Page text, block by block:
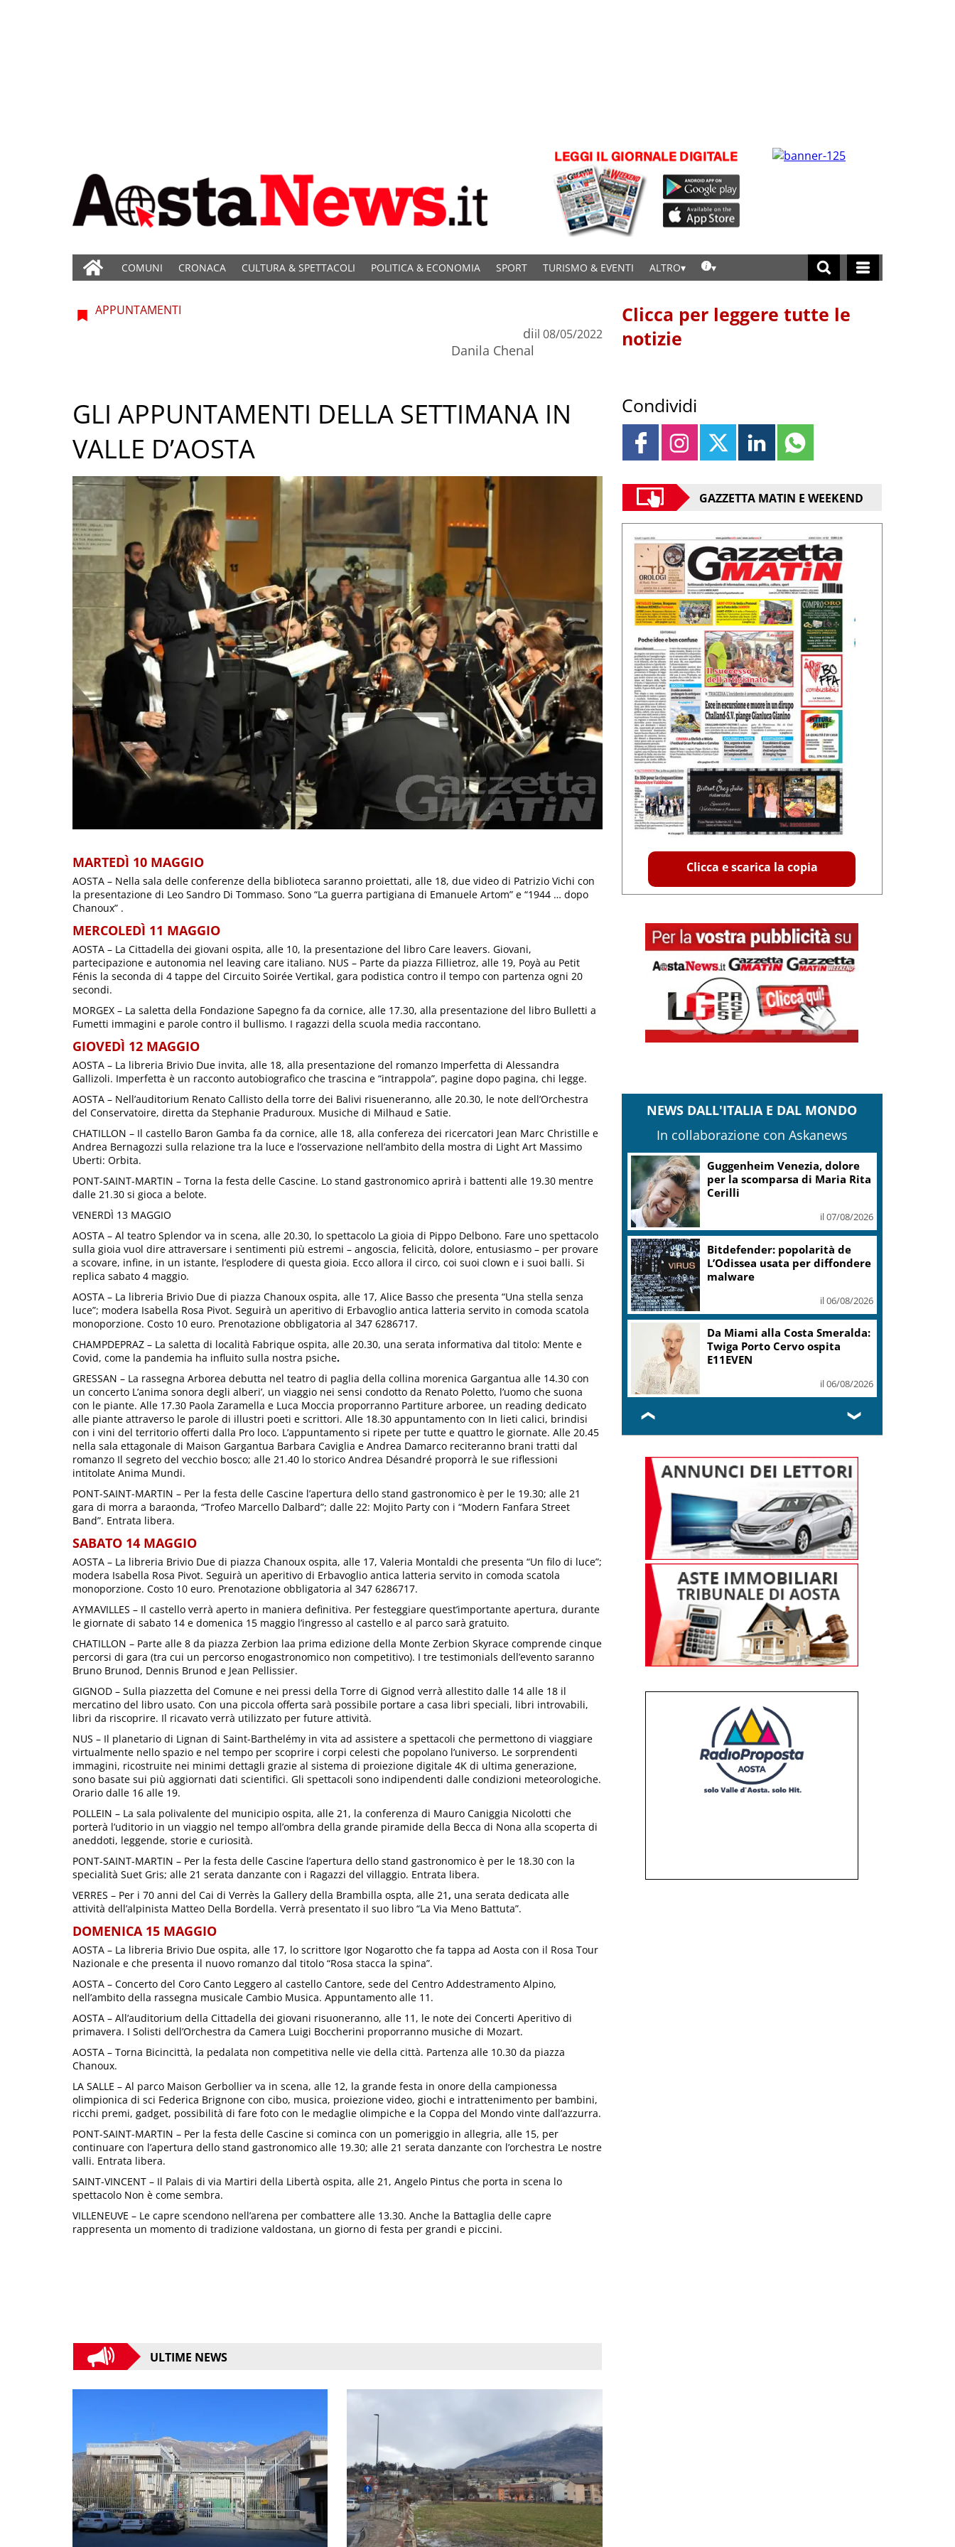
COMUNI CRONACA CULTURA & SPETTACOLI POLITICA & ECONOMIA SPORT TURISMO & EVENTI ALTRO
APPUNTAMENTI
di
Danila Chenal
il 08/05/2022
GLI APPUNTAMENTI DELLA SETTIMANA IN
VALLE D’AOSTA
MARTEDÌ 10 MAGGIO
AOSTA – Nella sala delle conferenze della biblioteca saranno proiettati, alle 18, due video di Patrizio Vichi con
la presentazione di Leo Sandro Di Tommaso. Sono “La guerra partigiana di Emanuele Artom” e “1944 … dopo
Chanoux” .
MERCOLEDÌ 11 MAGGIO
AOSTA – La Cittadella dei giovani ospita, alle 10, la presentazione del libro Care leavers. Giovani,
partecipazione e autonomia nel leaving care italiano. NUS – Parte da piazza Fillietroz, alle 19, Poyà au Petit
Fénis la seconda di 4 tappe del Circuito Soirée Vertikal, gara podistica contro il tempo con partenza ogni 20
secondi.
MORGEX – La saletta della Fondazione Sapegno fa da cornice, alle 17.30, alla presentazione del libro Bulletti a
Fumetti immagini e parole contro il bullismo. I ragazzi della scuola media raccontano.
GIOVEDÌ 12 MAGGIO
AOSTA – La libreria Brivio Due invita, alle 18, alla presentazione del romanzo Imperfetta di Alessandra
Gallizoli. Imperfetta è un racconto autobiografico che trascina e “intrappola”, pagine dopo pagina, chi legge.
AOSTA – Nell’auditorium Renato Callisto della torre dei Balivi risueneranno, alle 20.30, le note dell’Orchestra
del Conservatoire, diretta da Stephanie Praduroux. Musiche di Milhaud e Satie.
CHATILLON – Il castello Baron Gamba fa da cornice, alle 18, alla confereza dei ricercatori Jean Marc Christille e
Andrea Bernagozzi sulla relazione tra la luce e l’osservazione nell’ambito della mostra di Light Art Massimo
Uberti: Orbita.
PONT-SAINT-MARTIN – Torna la festa delle Cascine. Lo stand gastronomico aprirà i battenti alle 19.30 mentre
dalle 21.30 si gioca a belote.
VENERDÌ 13 MAGGIO
AOSTA – Al teatro Splendor va in scena, alle 20.30, lo spettacolo La gioia di Pippo Delbono. Fare uno spettacolo
sulla gioia vuol dire attraversare i sentimenti più estremi – angoscia, felicità, dolore, entusiasmo – per provare
a scovare, infine, in un istante, l’esplodere di questa gioia. Ecco allora il circo, coi suoi clown e i suoi balli. Si
replica sabato 4 maggio.
AOSTA – La libreria Brivio Due di piazza Chanoux ospita, alle 17, Alice Basso che presenta “Una stella senza
luce”; modera Isabella Rosa Pivot. Seguirà un aperitivo di Erbavoglio antica latteria servito in comoda scatola
monoporzione. Costo 10 euro. Prenotazione obbligatoria al 347 6286717.
CHAMPDEPRAZ – La saletta di località Fabrique ospita, alle 20.30, una serata informativa dal titolo: Mente e
Covid, come la pandemia ha influito sulla nostra psiche.
GRESSAN – La rassegna Arborea debutta nel teatro di paglia della collina morenica Gargantua alle 14.30 con
un concerto L’anima sonora degli alberi’, un viaggio nei sensi condotto da Renato Poletto, l’uomo che suona
con le piante. Alle 17.30 Paola Zaramella e Luca Moccia proporranno Partiture arboree, un reading dedicato
alle piante attraverso le parole di illustri poeti e scrittori. Alle 18.30 appuntamento con In lieti calici, brindisi
con i vini del territorio offerti dalla Pro loco. L’appuntamento si ripete per tutte e quattro le giornate. Alle 20.45
nella sala ettagonale di Maison Gargantua Barbara Caviglia e Andrea Damarco reciteranno brani tratti dal
romanzo Il segreto del vecchio bosco; alle 21.40 lo storico Andrea Désandré proporrà le sue riflessioni
intitolate Anima Mundi.
PONT-SAINT-MARTIN – Per la festa delle Cascine l’apertura dello stand gastronomico è per le 19.30; alle 21
gara di morra a baraonda, “Trofeo Marcello Dalbard”; dalle 22: Mojito Party con i “Modern Fanfara Street
Band”. Entrata libera.
SABATO 14 MAGGIO
AOSTA – La libreria Brivio Due di piazza Chanoux ospita, alle 17, Valeria Montaldi che presenta “Un filo di luce”;
modera Isabella Rosa Pivot. Seguirà un aperitivo di Erbavoglio antica latteria servito in comoda scatola
monoporzione. Costo 10 euro. Prenotazione obbligatoria al 347 6286717.
AYMAVILLES – Il castello verrà aperto in maniera definitiva. Per festeggiare quest’importante apertura, durante
le giornate di sabato 14 e domenica 15 maggio l’ingresso al castello e al parco sarà gratuito.
CHATILLON – Parte alle 8 da piazza Zerbion laa prima edizione della Monte Zerbion Skyrace comprende cinque
percorsi di gara (tra cui un percorso enogastronomico non competitivo). I tre testimonials dell’evento saranno
Bruno Brunod, Dennis Brunod e Jean Pellissier.
GIGNOD – Sulla piazzetta del Comune e nei pressi della Torre di Gignod verrà allestito dalle 14 alle 18 il
mercatino del libro usato. Con una piccola offerta sarà possibile portare a casa libri speciali, libri introvabili,
libri da riscoprire. Il ricavato verrà utilizzato per future attività.
NUS – Il planetario di Lignan di Saint-Barthelémy in vita ad assistere a spettacoli che permettono di viaggiare
virtualmente nello spazio e nel tempo per scoprire i corpi celesti che popolano l’universo. Le sorprendenti
immagini, ricostruite nei minimi dettagli grazie al sistema di proiezione digitale 4K di ultima generazione,
sono basate sui più aggiornati dati scientifici. Gli spettacoli sono indipendenti dalle condizioni meteorologiche.
Orario dalle 16 alle 19.
POLLEIN – La sala polivalente del municipio ospita, alle 21, la conferenza di Mauro Caniggia Nicolotti che
porterà l’uditorio in un viaggio nel tempo all’ombra della grande piramide della Becca di Nona alla scoperta di
aneddoti, leggende, storie e curiosità.
PONT-SAINT-MARTIN – Per la festa delle Cascine l’apertura dello stand gastronomico è per le 18.30 con la
specialità Suet Gris; alle 21 serata danzante con i Ragazzi del villaggio. Entrata libera.
VERRES – Per i 70 anni del Cai di Verrès la Gallery della Brambilla ospta, alle 21, una serata dedicata alle
attività dell’alpinista Matteo Della Bordella. Verrà presentato il suo libro “La Via Meno Battuta”.
DOMENICA 15 MAGGIO
AOSTA – La libreria Brivio Due ospita, alle 17, lo scrittore Igor Nogarotto che fa tappa ad Aosta con il Rosa Tour
Nazionale e che presenta il nuovo romanzo dal titolo “Rosa stacca la spina”.
AOSTA – Concerto del Coro Canto Leggero al castello Cantore, sede del Centro Addestramento Alpino,
nell’ambito della rassegna musicale Cambio Musica. Appuntamento alle 11.
AOSTA – All’auditorium della Cittadella dei giovani risuoneranno, alle 11, le note dei Concerti Aperitivo di
primavera. I Solisti dell’Orchestra da Camera Luigi Boccherini proporranno musiche di Mozart.
AOSTA – Torna Bicincittà, la pedalata non competitiva nelle vie della città. Partenza alle 10.30 da piazza
Chanoux.
LA SALLE – Al parco Maison Gerbollier va in scena, alle 12, la grande festa in onore della campionessa
olimpionica di sci Federica Brignone con cibo, musica, proiezione video, giochi e intrattenimento per bambini,
ricchi premi, gadget, possibilità di fare foto con le medaglie olimpiche e la Coppa del Mondo vinte dall’azzurra.
PONT-SAINT-MARTIN – Per la festa delle Cascine si cominca con un pomeriggio in allegria, alle 15, per
continuare con l’apertura dello stand gastronomico alle 19.30; alle 21 serata danzante con l’orchestra Le nostre
valli. Entrata libera.
SAINT-VINCENT – Il Palais di via Martiri della Libertà ospita, alle 21, Angelo Pintus che porta in scena lo
spettacolo Non è come sembra.
VILLENEUVE – Le capre scendono nell’arena per combattere alle 13.30. Anche la Battaglia delle capre
rappresenta un momento di tradizione valdostana, un giorno di festa per grandi e piccini.
ULTIME NEWS
Clicca per leggere tutte le
notizie
Condividi
GAZZETTA MATIN E WEEKEND
Clicca e scarica la copia
NEWS DALL'ITALIA E DAL MONDO
In collaborazione con Askanews
Guggenheim Venezia, dolore
per la scomparsa di Maria Rita
Cerilli
il 07/08/2026
Bitdefender: popolarità de
L’Odissea usata per diffondere
malware
il 06/08/2026
Da Miami alla Costa Smeralda:
Twiga Porto Cervo ospita
E11EVEN
il 06/08/2026
❮ ❯